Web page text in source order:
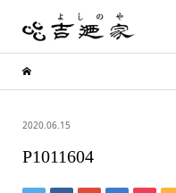
2020.06.15
P1011604